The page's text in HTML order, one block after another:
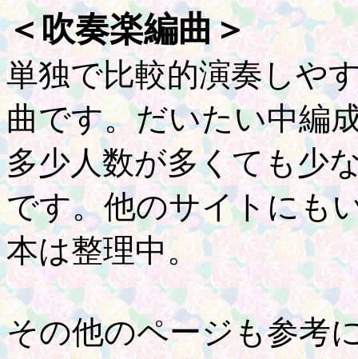
＜吹奏楽編曲＞
単独で比較的演奏しや
曲です。だいたい中編
多少人数が多くても少
です。他のサイトにも
本は整理中。
その他のページも参考